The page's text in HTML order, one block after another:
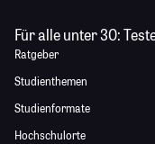
Für alle unter 30:
Ratgeber
Studienthemen
Studienformate
Hochschulorte